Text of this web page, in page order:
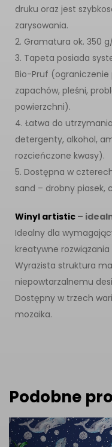
druku oraz jest
zarysowania.
2. Gramatura ok. 350
3. Tapeta posiada
Bio-Pruf
zapachów, pleśni,
powierzchni).
4. Łatwa do
detergenty, alkohol,
rozcieńczone kwasy).
5. Dostępna w
sand – drobny piasek,
Winyl artistic –
Idealny dla
kreatywne
Wyrazista struktura
niepowtarzalnemu
Dostępny w trzech
mozaika.
Podobne